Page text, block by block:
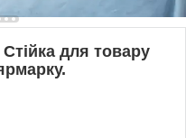
для товару